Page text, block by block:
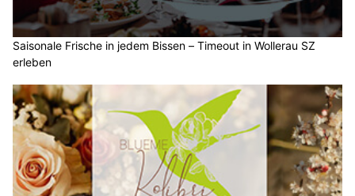
Saisonale Frische in jedem Bissen – Timeout in Wollerau SZ
erleben